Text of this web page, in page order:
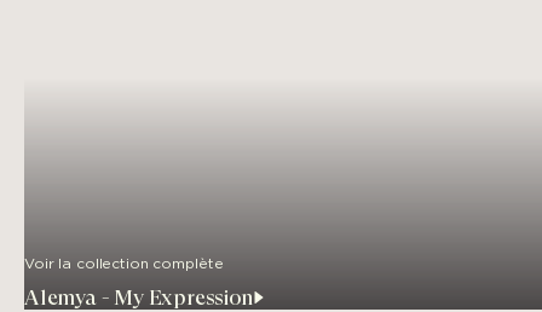
Voir la collection complète
Alemya - My Expression